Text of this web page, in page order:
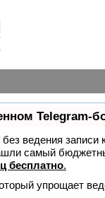
Telegram-
ведения
самый
бесплатно.
упрощает